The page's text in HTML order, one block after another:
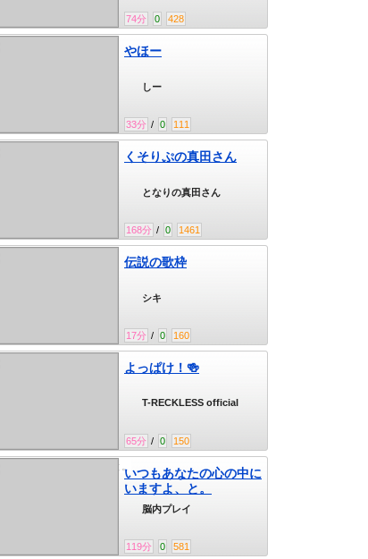
74分 0 428
やほー
33分 / 0 111
しー
くそりぷの真田さん
真田さん
168分 / 0 1461
となりの真田さん
伝説の歌枠
17分 / 0 160
シキ
よっぱけ！🍻
キャス
65分 / 0 150
T-RECKLESS official
いつもあなたの心の中に
いますよ、と。
たの心の中にいますよ、と。
119分 0 581
脳内プレイ